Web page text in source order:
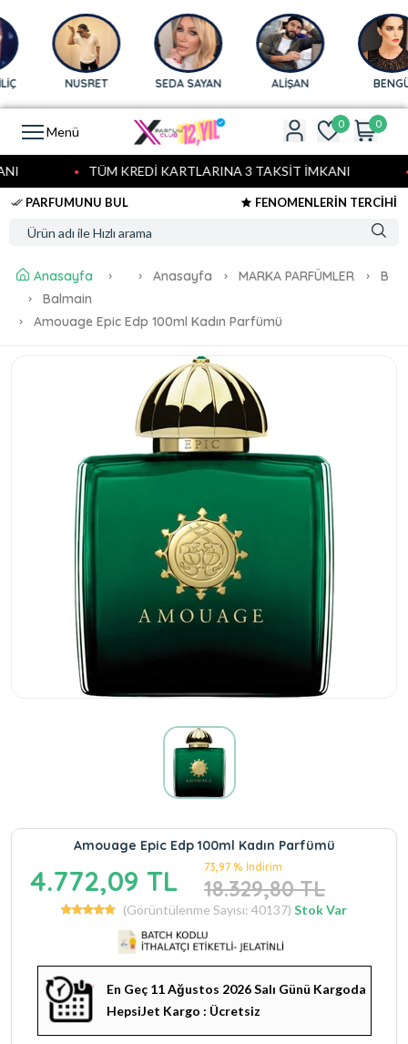
NUSRET SEDA SAYAN ALİŞAN BENGÜ
Menü 0 0
TÜM KREDİ KARTLARINA 3 TAKSİT İMKANI
PARFUMUNU BUL FENOMENLERİN TERCİHİ
Anasayfa Anasayfa MARKA PARFÜMLER
B
Balmain
Amouage Epic Edp 100ml Kadın Parfümü
Amouage Epic Edp 100ml Kadın Parfümü
4.772,09 TL 73,97 % İndirim
18.329,80 TL
(Görüntülenme Sayısı: 40137) Stok Var
En Geç 11 Ağustos 2026 Salı Günü Kargoda
HepsiJet Kargo : Ücretsiz